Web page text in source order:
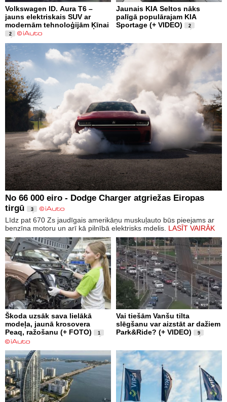
Volkswagen ID. Aura T6 –
jauns elektriskais SUV ar
modernām tehnoloģijām Ķīnai
2
Jaunais KIA Seltos nāks
palīgā populārajam KIA
Sportage (+ VIDEO)
2
No 66 000 eiro - Dodge Charger atgriežas Eiropas
tirgū
3
Līdz pat 670 Zs jaudīgais amerikāņu muskuļauto būs pieejams ar
benzīna motoru un arī kā pilnībā elektrisks mdelis. LASĪT VAIRĀK
Škoda uzsāk sava lielākā
modeļa, jaunā krosovera
Peaq, ražošanu (+ FOTO)
1
Vai tiešām Vanšu tilta
slēgšanu var aizstāt ar dažiem
Park&Ride? (+ VIDEO)
9